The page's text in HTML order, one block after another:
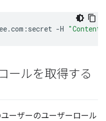
-H
ールを取得する
ーザーのユーザーロール